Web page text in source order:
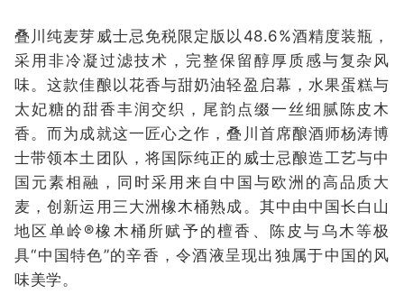
叠川纯麦芽威士忌免税限定版以48.6%酒精度装瓶，
采用非冷凝过滤技术，完整保留醇厚质感与复杂风
味。这款佳酿以花香与甜奶油轻盈启幕，水果蛋糕与
太妃糖的甜香丰润交织，尾韵点缀一丝细腻陈皮木
香。而为成就这一匠心之作，叠川首席酿酒师杨涛博
士带领本土团队，将国际纯正的威士忌酿造工艺与中
国元素相融，同时采用来自中国与欧洲的高品质大
麦，创新运用三大洲橡木桶熟成。其中由中国长白山
地区单岭®橡木桶所赋予的檀香、陈皮与乌木等极
具“中国特色”的辛香，令酒液呈现出独属于中国的风
味美学。